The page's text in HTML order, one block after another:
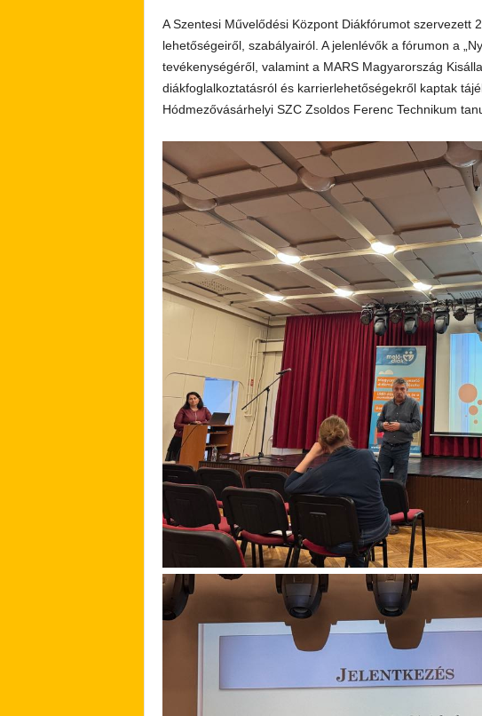
A Szentesi Művelődési Központ Diákfórumot szervezett
lehetőségeiről, szabályairól. A jelenlévők a fórumon a
tevékenységéről, valamint a MARS Magyarország
diákfoglalkoztatásról és karrierlehetőségekről kaptak
Hódmezővásárhelyi SZC Zsoldos Ferenc Technikum